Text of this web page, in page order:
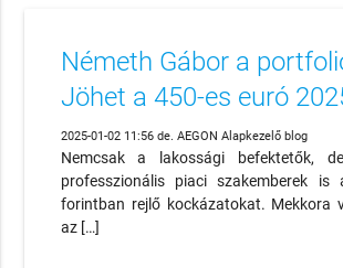
Németh Gábor a
Jöhet a 450-es euró
2025-01-02 11:56 de. AEGON Alapkezelő blog
Nemcsak a lakossági befektetők,
professzionális piaci szakemberek is
forintban rejlő kockázatokat. Mekkora
az […]